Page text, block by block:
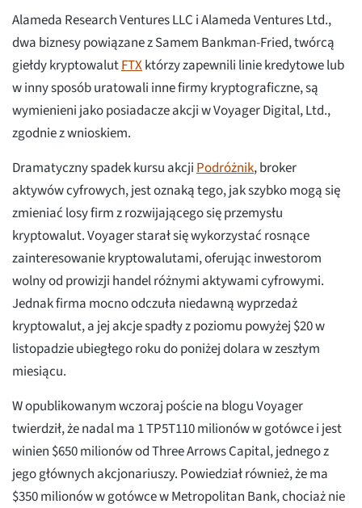
Alameda Research Ventures LLC i Alameda Ventures Ltd.,
dwa biznesy powiązane z Samem Bankman-Fried, twórcą
giełdy kryptowalutFTXktórzy zapewnili linie kredytowe lub
w inny sposób uratowali inne firmy kryptograficzne, są
wymienieni jako posiadacze akcji w Voyager Digital, Ltd.,
zgodnie z wnioskiem.
Dramatyczny spadek kursu akcji Podróżnik, broker
aktywów cyfrowych, jest oznaką tego, jak szybko mogą się
zmieniać losy firm z rozwijającego się przemysłu
kryptowalut. Voyager starał się wykorzystać rosnące
zainteresowanie kryptowalutami, oferując inwestorom
wolny od prowizji handel różnymi aktywami cyfrowymi.
Jednak firma mocno odczuła niedawną wyprzedaż
kryptowalut, a jej akcje spadły z poziomu powyżej $20 w
listopadzie ubiegłego roku do poniżej dolara w zeszłym
miesiącu.
W opublikowanym wczoraj poście na blogu Voyager
twierdził, że nadal ma 1 TP5T110 milionów w gotówce i jest
winien $650 milionów od Three Arrows Capital, jednego z
jego głównych akcjonariuszy. Powiedział również, że ma
$350 milionów w gotówce w Metropolitan Bank, chociaż nie